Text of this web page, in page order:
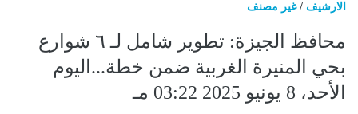
الارشيف /غير مصنف
محافظ الجيزة: تطوير شامل لـ ٦ شوارع
بحي المنيرة الغربية ضمن خطة...اليوم
الأحد، 8 يونيو 2025 03:22 مـ